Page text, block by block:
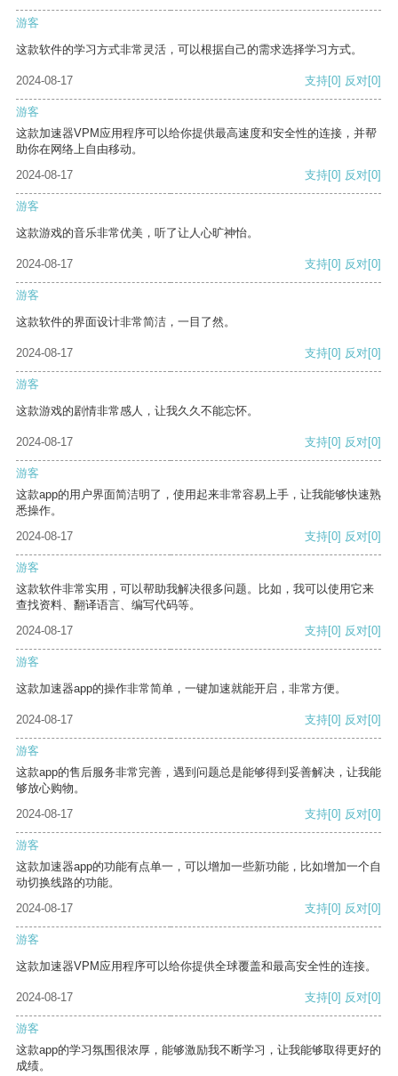
游客
这款软件的学习方式非常灵活，可以根据自己的需求选择学习方式。
2024-08-17 支持[0] 反对[0]
游客
这款加速器VPM应用程序可以给你提供最高速度和安全性的连接，并帮
助你在网络上自由移动。
2024-08-17
支持[0] 反对[0]
游客
这款游戏的音乐非常优美，听了让人心旷神怡。
2024-08-17 支持[0] 反对[0]
游客
这款软件的界面设计非常简洁，一目了然。
2024-08-17 支持[0] 反对[0]
游客
这款游戏的剧情非常感人，让我久久不能忘怀。
2024-08-17 支持[0] 反对[0]
游客
这款app的用户界面简洁明了，使用起来非常容易上手，让我能够快速熟
悉操作。
2024-08-17
支持[0] 反对[0]
游客
这款软件非常实用，可以帮助我解决很多问题。比如，我可以使用它来
查找资料、翻译语言、编写代码等。
2024-08-17
支持[0] 反对[0]
游客
这款加速器app的操作非常简单，一键加速就能开启，非常方便。
2024-08-17 支持[0] 反对[0]
游客
这款app的售后服务非常完善，遇到问题总是能够得到妥善解决，让我能
够放心购物。
2024-08-17
支持[0] 反对[0]
游客
这款加速器app的功能有点单一，可以增加一些新功能，比如增加一个自
动切换线路的功能。
2024-08-17
支持[0] 反对[0]
游客
这款加速器VPM应用程序可以给你提供全球覆盖和最高安全性的连接。
2024-08-17 支持[0] 反对[0]
游客
这款app的学习氛围很浓厚，能够激励我不断学习，让我能够取得更好的
成绩。